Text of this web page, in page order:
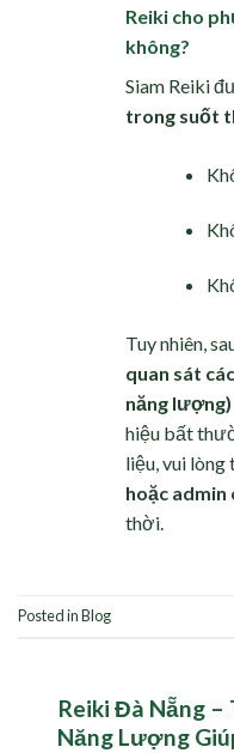
Reiki cho
không?
Siam Reiki
trong suốt
Tuy nhiên,
quan sát
năng lượng)
hiệu bất
liệu, vui lòng
hoặc admin
thời.
Posted inBlog
Reiki Đà Nẵng –
Năng Lượng